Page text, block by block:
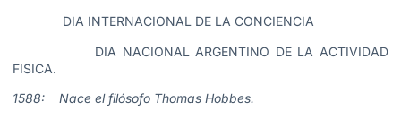
DIA INTERNACIONAL DE LA CONCIENCIA
DIA NACIONAL ARGENTINO DE LA ACTIVIDAD
FISICA.
1588: Nace el filósofo Thomas Hobbes.